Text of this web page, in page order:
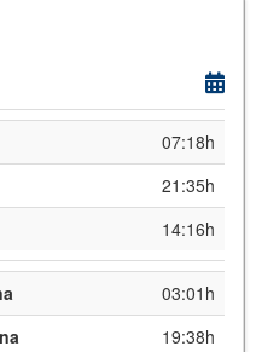
i Geològic de
07:18h
21:35h
14:16h
03:01h
19:38h